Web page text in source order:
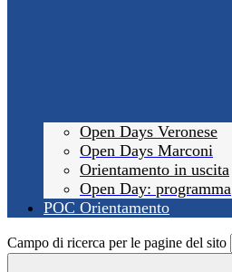
Open Days Veronese
Open Days Marconi
Orientamento in uscita
Open Day: programma
POC Orientamento
Campo di ricerca per le pagine del sito